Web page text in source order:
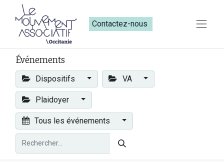
Contactez-nous​​
Événements
Dispositifs VA
Plaidoyer
Tous les événements